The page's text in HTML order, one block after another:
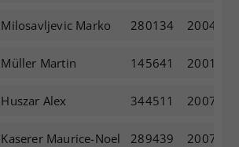
Milosavljevic Marko 280134 2004
Müller Martin 145641 2001
Huszar Alex 344511 2007
Kaserer Maurice-Noel 289439 2007